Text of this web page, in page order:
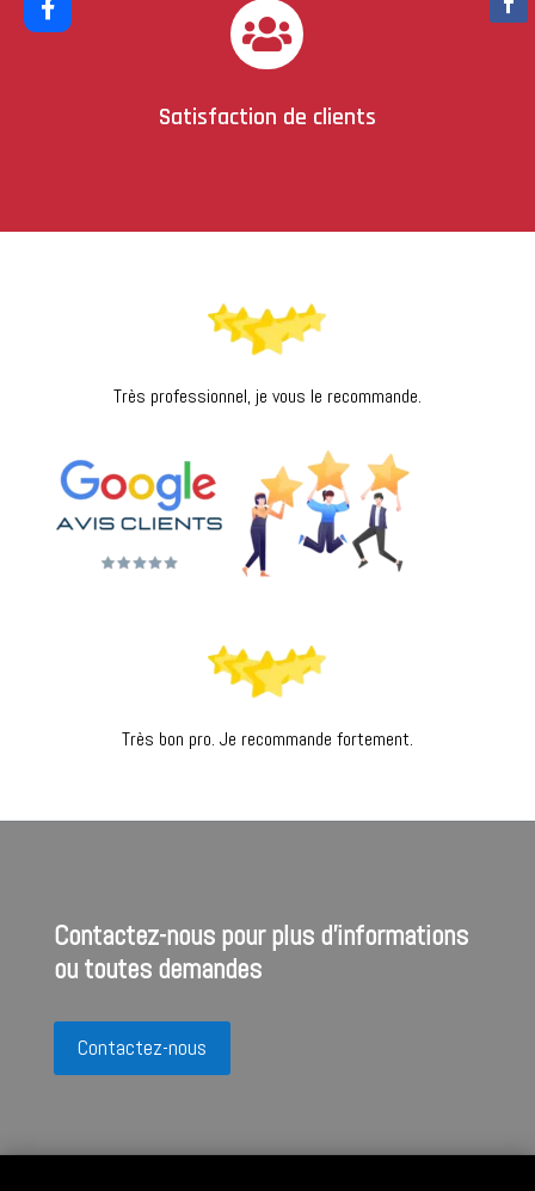

Satisfaction de clients
Très professionnel, je vous le recommande.
Très bon pro. Je recommande fortement.
Contactez-nous pour plus d'informations
ou toutes demandes
Contactez-nous